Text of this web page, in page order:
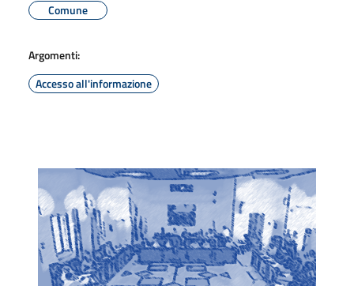
Comune
Argomenti:
Accesso all'informazione